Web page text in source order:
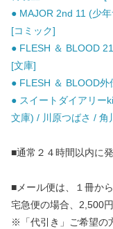
● MAJOR 2nd 11 (少
[コミック]
● FLESH ＆ BLOOD
[文庫]
● FLESH ＆ BLOOD
● スイートダイアリー
文庫) / 川原つばさ / 角
■通常２４時間以内に
■メール便は、１冊か
宅急便の場合、2,500
※「代引き」ご希望の